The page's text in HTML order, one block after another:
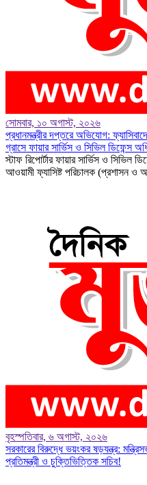
সোমবার, ১০ অগাস্ট, ২০২৬
প্রধানমন্ত্রীর দপ্তরে অভিযোগ:
গ্রাসে ফায়ার সার্ভিস ও সিভিল ডিফেন্স
স্টাফ রিপোর্টার ফায়ার সার্ভিস ও সিভিল
আওয়ামী ফ্যাসিষ্ট পরিচালক (প্রশাসন ও
বৃহস্পতিবার, ৬ অগাস্ট, ২০২৬
সরকারের বিরুদ্ধে ভয়ংকর ষড়যন্ত্র:
প্রতিমন্ত্রী ও চুক্তিভিত্তিক সচিব!